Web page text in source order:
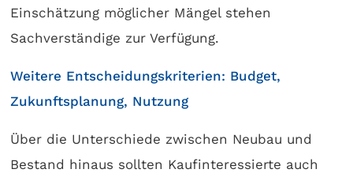
Einschätzung möglicher Mängel stehen
Sachverständige zur Verfügung.
Weitere Entscheidungskriterien: Budget,
Zukunftsplanung, Nutzung
Über die Unterschiede zwischen Neubau und
Bestand hinaus sollten Kaufinteressierte auch